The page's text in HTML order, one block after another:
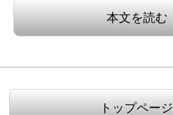
本文を読む
トップページ